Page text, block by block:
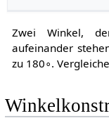
Zwei Winkel,
aufeinander
zu 180∘.